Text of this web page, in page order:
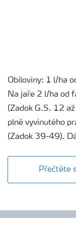
Obiloviny: 1 l/ha
Na jaře 2 l/ha od
(Zadok G.S. 12
plně vyvinutého
(Zadok 39-49).
Přečtěte